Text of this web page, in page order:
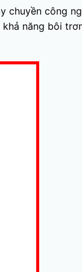
chuyền công
năng bôi